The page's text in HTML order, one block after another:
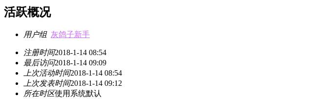
活跃概况
用户组 灰鸽子新手
注册时间2018-1-14 08:54
最后访问2018-1-14 09:09
上次活动时间2018-1-14 08:54
上次发表时间2018-1-14 09:12
所在时区使用系统默认